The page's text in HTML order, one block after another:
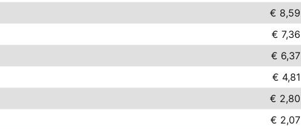
€ 8,59
€ 7,36
€ 6,37
€ 4,81
€ 2,80
€ 2,07